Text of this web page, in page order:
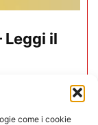
come i cookie
Leggi il